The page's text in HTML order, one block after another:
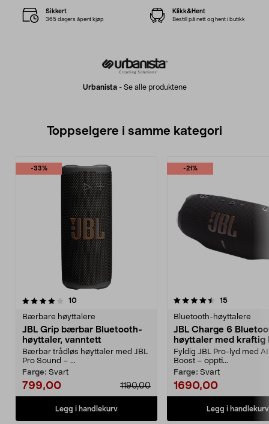
Urbanista- Se alle produktene
Sikkert
365 dagers åpent kjøp
Klikk&Hent
Bestill på nett og hent i butikk
Toppselgere i samme kategori
-33%
10anmeldelser
Bærbare høyttalere
JBL Grip bærbar Bluetooth-
høyttaler, vanntett
Bærbar trådløs høyttaler med JBL
Pro Sound – ...
Farge: Svart
799,00 1190,00
Legg i handlekurv
-21%
4.5 av 5 stjerner 15anmeldelser
Bluetooth-høyttalere
JBL Charge 6
høyttaler med kraftig
Fyldig JBL Pro-lyd med
Boost – oppti...
Farge: Svart
1690,00
Legg i handlekurv
5.0 av 5 stjerner